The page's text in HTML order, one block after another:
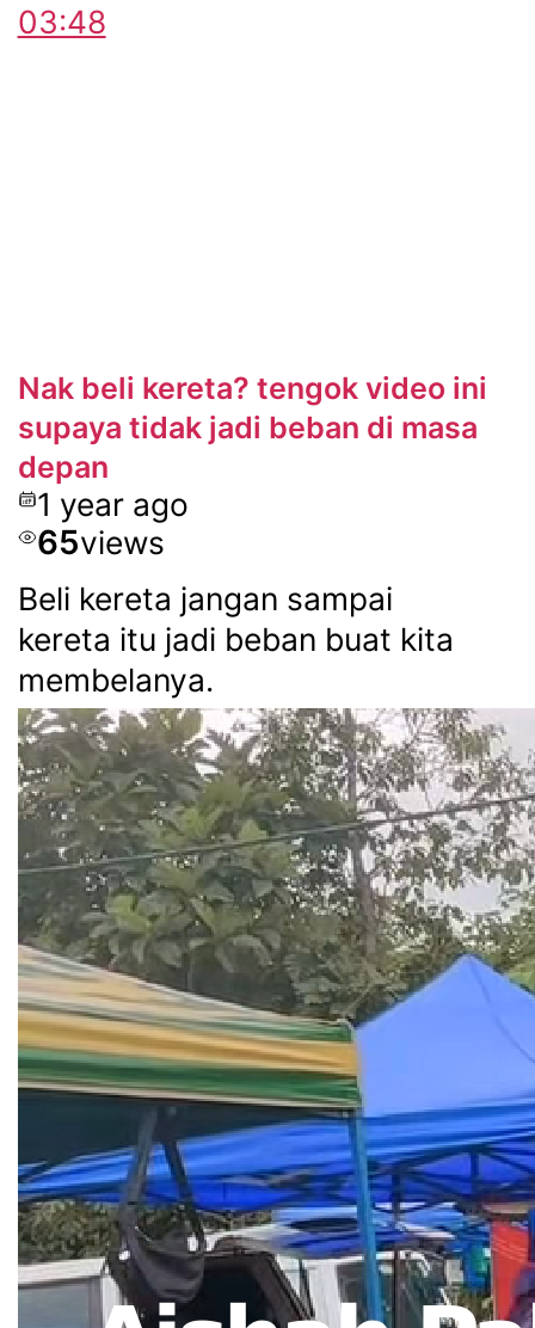
03:48
Nak beli kereta? tengok video ini
supaya tidak jadi beban di masa
depan
1 year ago
65views
Beli kereta jangan sampai
kereta itu jadi beban buat kita
membelanya.